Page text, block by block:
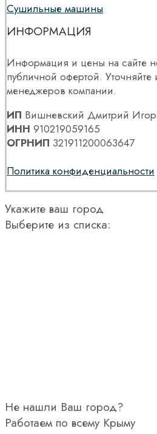
Сушильные машины
ИНФОРМАЦИЯ
Информация и цены на сайте
публичной офертой.
менеджеров компании.
ИП Вишневский Дмитрий
ИНН 910219059165
ОГРНИП 321911200063647
Политика конфиденциальности
Укажите ваш город
Выберите из списка:
Не нашли Ваш город?
Работаем по всему Крыму